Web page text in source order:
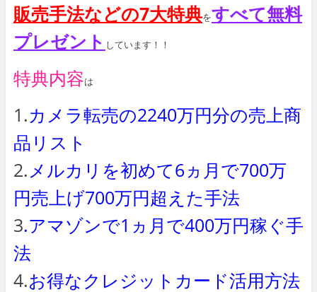
販売手法などの7大特典をすべて無料
プレゼント しています！！
特典内容は
1.カメラ転売の2240万円分の売上商
品リスト
2.メルカリを初めて6ヵ月で700万
円売上げ700万円超えた手法
3.アマゾンで1ヵ月で400万円稼ぐ手
法
4.お得なクレジットカード活用方法